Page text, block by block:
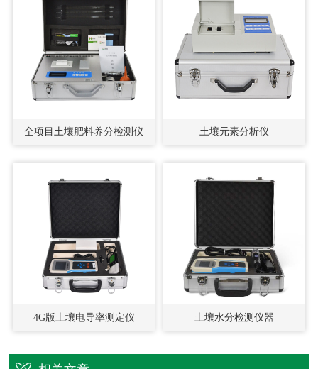
全项目土壤肥料养分检测仪 土壤元素分析仪
4G版土壤电导率测定仪 土壤水分检测仪器